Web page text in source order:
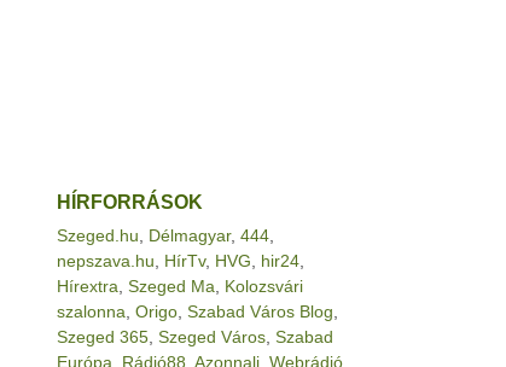
HÍRFORRÁSOK
Szeged.hu Délmagyar, 444
nepszava.hu
HírTv, HVG hir24
Hírextra Szeged Ma
Kolozsvári
szalonna Origo Szabad Város Blog
Szeged 365 Szeged Város Szabad
Európa
Rádió88 Azonnali Webrádió